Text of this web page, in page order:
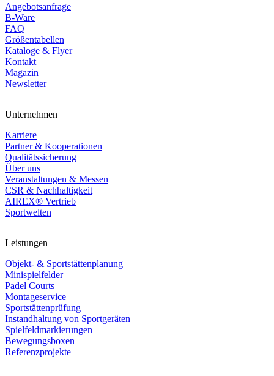
Angebotsanfrage
B-Ware
FAQ
Größentabellen
Kataloge & Flyer
Kontakt
Magazin
Newsletter
Unternehmen
Karriere
Partner & Kooperationen
Qualitätssicherung
Über uns
Veranstaltungen & Messen
CSR & Nachhaltigkeit
AIREX® Vertrieb
Sportwelten
Leistungen
Objekt- & Sportstättenplanung
Minispielfelder
Padel Courts
Montageservice
Sportstättenprüfung
Instandhaltung von Sportgeräten
Spielfeldmarkierungen
Bewegungsboxen
Referenzprojekte